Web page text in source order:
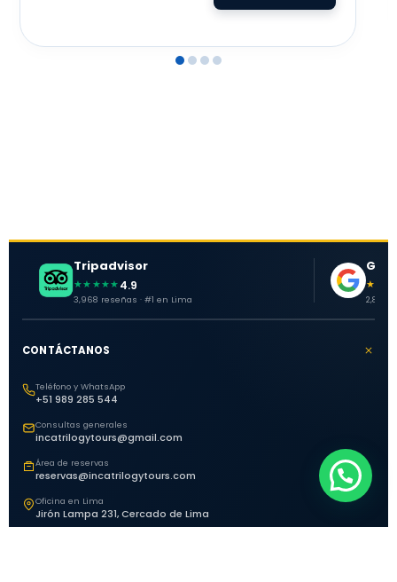
Tripadvisor
★★★★★ 4.9
3,968 reseñas · #1 en Lima 2,881
CONTÁCTANOS
Teléfono y WhatsApp
+51 989 285 544
Consultas generales
incatrilogytours@gmail.com
Área de reservas
reservas@incatrilogytours.com
Oficina en Lima
Jirón Lampa 231, Cercado de Lima